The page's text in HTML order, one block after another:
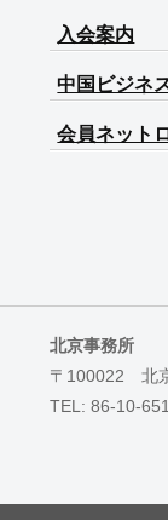
入会案内
中国ビジネ
会員ネット
北京事務所
〒100022 北
TEL: 86-10-